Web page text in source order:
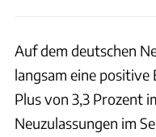
Auf dem deutschen
langsam eine positive
Plus von 3,3 Prozent
Neuzulassungen im